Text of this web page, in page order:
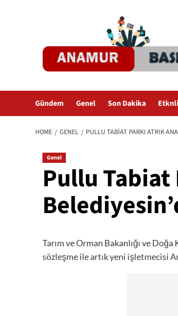
Gündem Genel Son Dakika
HOME GENEL PULLU TABIAT PARKI ATRIK
Genel
Pullu Tabiat
Tarım ve Orman Bakanlığı ve
sözleşme ile artık yeni işletmecisi